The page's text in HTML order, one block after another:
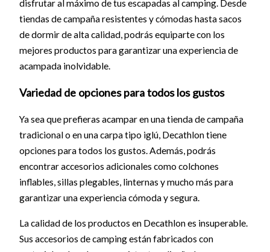
disfrutar al máximo de tus escapadas al camping. Desde
tiendas de campaña resistentes y cómodas hasta sacos
de dormir de alta calidad, podrás equiparte con los
mejores productos para garantizar una experiencia de
acampada inolvidable.
Variedad de opciones para todos los gustos
Ya sea que prefieras acampar en una tienda de campaña
tradicional o en una carpa tipo iglú, Decathlon tiene
opciones para todos los gustos. Además, podrás
encontrar accesorios adicionales como colchones
inflables, sillas plegables, linternas y mucho más para
garantizar una experiencia cómoda y segura.
La calidad de los productos en Decathlon es insuperable.
Sus accesorios de camping están fabricados con